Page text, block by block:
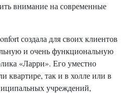
внимание на современные
создала для своих клиентов
и очень функциональную
«Ларри». Его уместно
квартире, так и в холле или в
учреждений,